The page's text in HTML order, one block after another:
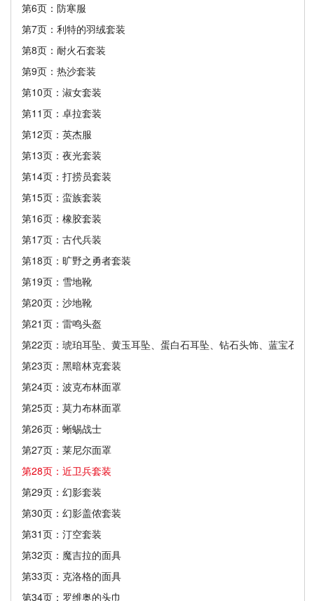
第6页：防寒服
第7页：利特的羽绒套装
第8页：耐火石套装
第9页：热沙套装
第10页：淑女套装
第11页：卓拉套装
第12页：英杰服
第13页：夜光套装
第14页：打捞员套装
第15页：蛮族套装
第16页：橡胶套装
第17页：古代兵装
第18页：旷野之勇者套装
第19页：雪地靴
第20页：沙地靴
第21页：雷鸣头盔
第22页：琥珀耳坠、黄玉耳坠、蛋白石耳坠、钻石头饰、蓝宝石头
第23页：黑暗林克套装
第24页：波克布林面罩
第25页：莫力布林面罩
第26页：蜥蜴战士
第27页：莱尼尔面罩
第28页：近卫兵套装
第29页：幻影套装
第30页：幻影盖侬套装
第31页：汀空套装
第32页：魔吉拉的面具
第33页：克洛格的面具
第34页：罗维奥的头巾